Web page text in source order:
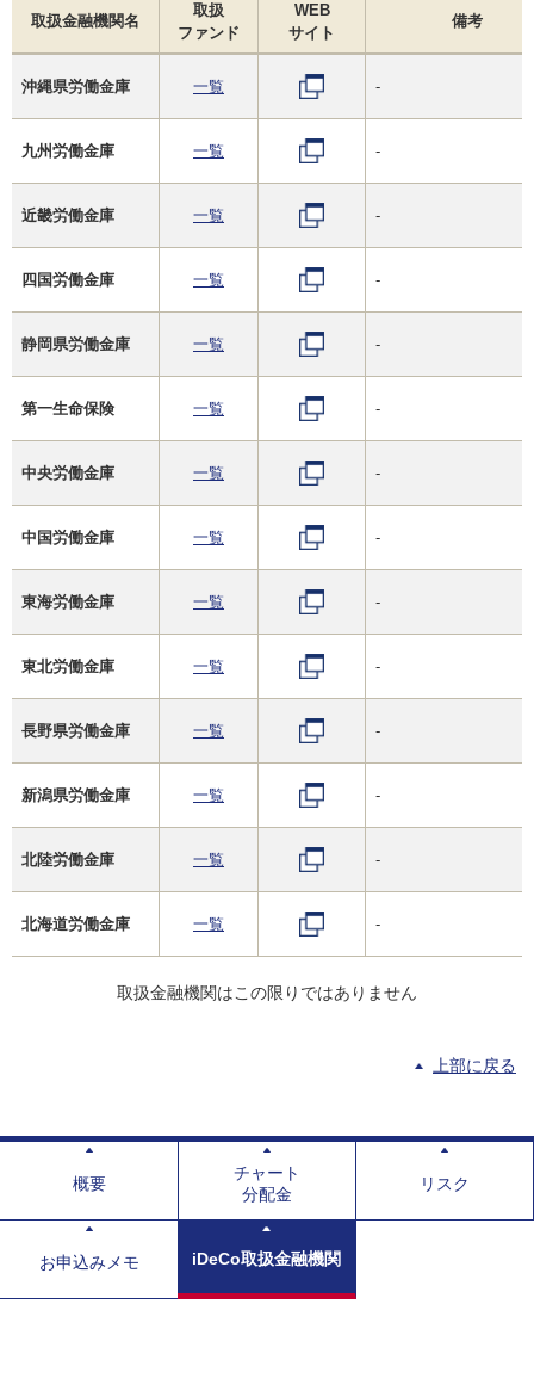
取扱金融機関名
取扱
ファンド
WEB
サイト
備考
沖縄県労働金庫 一覧 -
九州労働金庫 一覧 -
近畿労働金庫 一覧 -
四国労働金庫 一覧 -
静岡県労働金庫 一覧 -
第一生命保険 一覧 -
中央労働金庫 一覧 -
中国労働金庫 一覧 -
東海労働金庫 一覧 -
東北労働金庫 一覧 -
長野県労働金庫 一覧 -
新潟県労働金庫 一覧 -
北陸労働金庫 一覧 -
北海道労働金庫 一覧 -
取扱金融機関はこの限りではありません
上部に戻る
概要
チャート
分配金
リスク
お申込みメモ iDeCo取扱金融機関